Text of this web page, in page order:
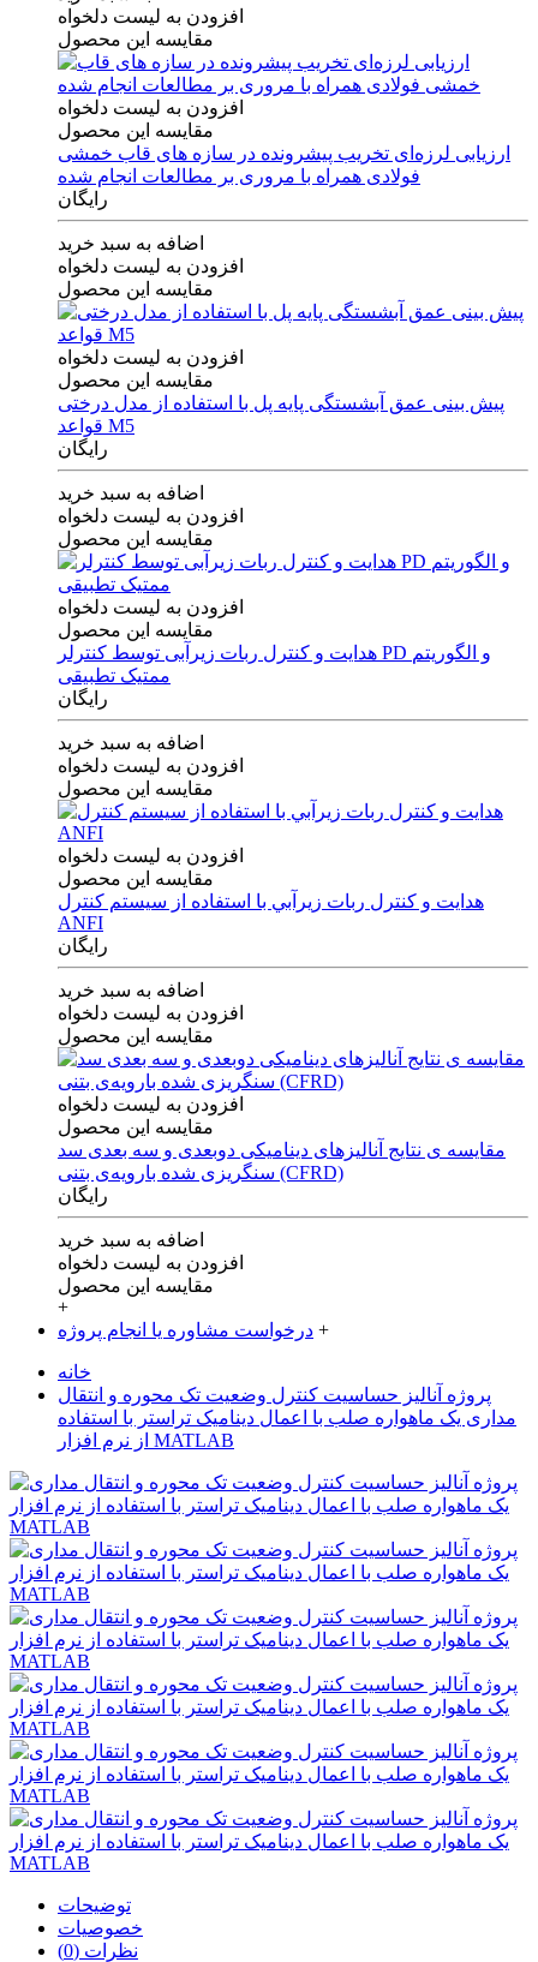
افزودن به لیست دلخواه
مقایسه این محصول
افزودن به لیست دلخواه
مقایسه این محصول
ارزیابی لرزه‌ای تخریب پیشرونده در سازه های قاب خمشی
فولادی همراه با مروری بر مطالعات انجام شده
رایگان
اضافه به سبد خرید
افزودن به لیست دلخواه
مقایسه این محصول
افزودن به لیست دلخواه
مقایسه این محصول
پیش بینی عمق آبشستگی پایه پل با استفاده از مدل درختی
قواعد M5
رایگان
اضافه به سبد خرید
افزودن به لیست دلخواه
مقایسه این محصول
افزودن به لیست دلخواه
مقایسه این محصول
هدایت و کنترل ربات زیرآبی توسط کنترلر PD و الگوریتم
ممتیک تطبیقی
رایگان
اضافه به سبد خرید
افزودن به لیست دلخواه
مقایسه این محصول
افزودن به لیست دلخواه
مقایسه این محصول
هدايت و كنترل ربات زيرآبي با استفاده از سيستم كنترل
ANFI
رایگان
اضافه به سبد خرید
افزودن به لیست دلخواه
مقایسه این محصول
افزودن به لیست دلخواه
مقایسه این محصول
مقایسه ی‌ نتایج آنالیزهای‌ دینامیکی‌ دوبعدی‌ و‌ سه بعدی‌ سد
سنگریزی‌ شده با‌رویه‌ی‌ بتنی‌ (CFRD)
رایگان
اضافه به سبد خرید
افزودن به لیست دلخواه
مقایسه این محصول
+
درخواست مشاوره یا انجام پروژه +
خانه
پروژه آنالیز حساسیت کنترل وضعیت تک محوره و انتقال
مداری یک ماهواره صلب با اعمال دینامیک تراستر با استفاده
از نرم افزار MATLAB
توضیحات
خصوصیات
نظرات (0)